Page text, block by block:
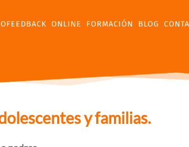
ONLINE FORMACIÓN BLOG
y familias.